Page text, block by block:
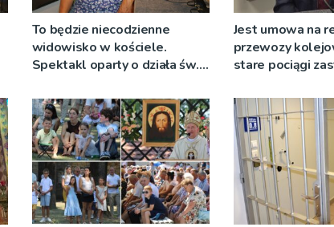
To będzie niecodzienne
widowisko w kościele.
Spektakl oparty o działa św.
Jest umowa na
przewozy
stare pociągi